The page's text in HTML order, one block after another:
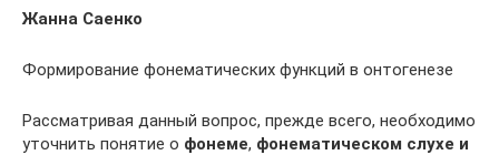
Жанна Саенко
Формирование фонематических функций в онтогенезе
Рассматривая данный вопрос, прежде всего, необходимо
уточнить понятие о фонеме, фонематическом слухе и